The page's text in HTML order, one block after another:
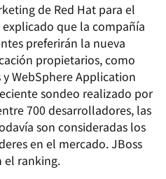
de Red Hat para el
que la compañía
preferirán la nueva
propietarios, como
y WebSphere Application
sondeo realizado por
700 desarrolladores, las
son consideradas los
en el mercado. JBoss
el ranking.